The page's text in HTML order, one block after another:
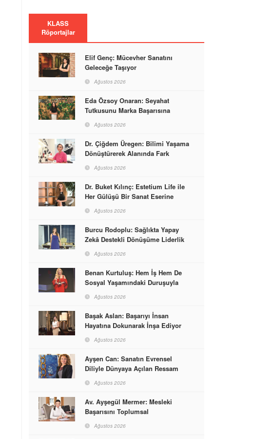
KLASS
Röportajlar
Elif Genç: Mücevher Sanatını
Geleceğe Taşıyor
Ağustos 2026
Eda Özsoy Onaran: Seyahat
Tutkusunu Marka Başarısına
Ağustos 2026
Dr. Çiğdem Üregen: Bilimi Yaşama
Dönüştürerek Alanında Fark
Ağustos 2026
Dr. Buket Kılınç: Estetium Life ile
Her Gülüşü Bir Sanat Eserine
Ağustos 2026
Burcu Rodoplu: Sağlıkta Yapay
Zekâ Destekli Dönüşüme Liderlik
Ağustos 2026
Benan Kurtuluş: Hem İş Hem De
Sosyal Yaşamındaki Duruşuyla
Ağustos 2026
Başak Aslan: Başarıyı İnsan
Hayatına Dokunarak İnşa Ediyor
Ağustos 2026
Ayşen Can: Sanatın Evrensel
Diliyle Dünyaya Açılan Ressam
Ağustos 2026
Av. Ayşegül Mermer: Mesleki
Başarısını Toplumsal
Ağustos 2026